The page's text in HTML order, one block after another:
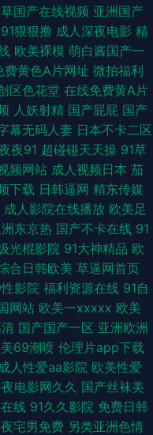
卡 肏屄网导航 国产91成人 激
在线视频国产 日韩三区在线
区免费A片 伊人三级片 中文字
资源下载 免费无码av 韩国床
豆 亚洲狠狠操av 久草大香蕉
利 熟女人妻网站 鬼灭之刃色色
蕉久伊人 成人三级网址在线
看网址 白嫩玉足足交 欧美德
AV女优网站大全在线观看 97
机福利 www日本电影在线播放
观看 日韩性网 黄色仑库 AV美
国产在线视频 亚洲国产
91狠狠撸 成人深夜电影 精
欧美裸模 萌白酱国产一
费黄色A片网址 微拍福利
区色花堂 在线免费黄A片
人妖射精 国产屁屁 国产
幕无码人妻 日本不卡二区
夜91 超碰碰天天操 91草
频网站 成人视频日本 茄
下载 日韩逼网 精东传媒
成人影院在线播放 欧美足
东京热 国产不卡在线 91
光棍影院 91大神精品 欧
合日韩欧美 草逼网首页
影院 福利资源在线 91自
网站 欧美一xxxxx 欧美
国产国产一区 亚洲欧洲
69潮喷 伦理片app下载
人性爱aa影院 欧美性爱
电影网久久 国产丝袜美
线 91久久影院 免费日韩
宅男免费 另类亚洲色情